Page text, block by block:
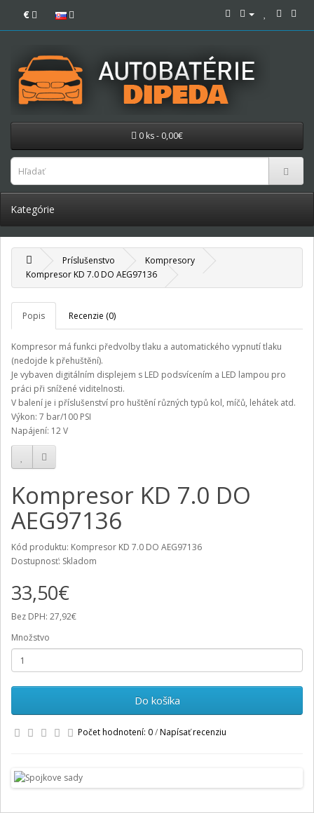
€
0 ks - 0,00€
Kategórie
Príslušenstvo
Kompresory
Kompresor KD 7.0 DO AEG97136
Popis Recenzie (0)
Kompresor má funkci předvolby tlaku a automatického vypnutí tlaku
(nedojde k přehuštění).
Je vybaven digitálním displejem s LED podsvícením a LED lampou pro
práci při snížené viditelnosti.
V balení je i příslušenství pro huštění různých typů kol, míčů, lehátek atd.
Výkon: 7 bar/100 PSI
Napájení: 12 V
Kompresor KD 7.0 DO
AEG97136
Kód produktu: Kompresor KD 7.0 DO AEG97136
Dostupnosť: Skladom
33,50€
Bez DPH: 27,92€
Množstvo
Do košíka
Počet hodnotení: 0/Napísať recenziu